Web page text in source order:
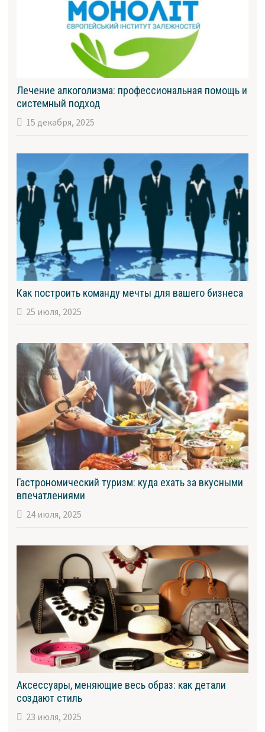
Лечение алкоголизма: профессиональная помощь и
системный подход
15 декабря, 2025
Как построить команду мечты для вашего бизнеса
25 июля, 2025
Гастрономический туризм: куда ехать за вкусными
впечатлениями
24 июля, 2025
Аксессуары, меняющие весь образ: как детали
создают стиль
23 июля, 2025